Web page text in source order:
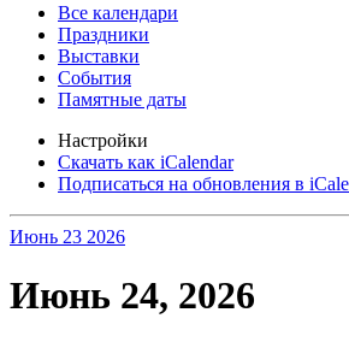
Все календари
Праздники
Выставки
События
Памятные даты
Настройки
Скачать как iCalendar
Подписаться на обновления в
Июнь 23 2026
Июнь 24, 2026